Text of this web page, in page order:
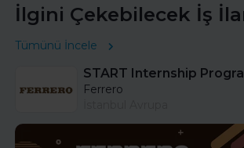
İlgini Çekebilecek İş
Tümünü İncele
Ferrero